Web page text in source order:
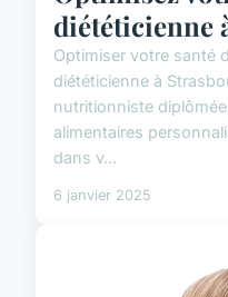
diététicienne
Optimiser votre santé
diététicienne à
nutritionniste
alimentaires
dans v...
6 janvier 2025